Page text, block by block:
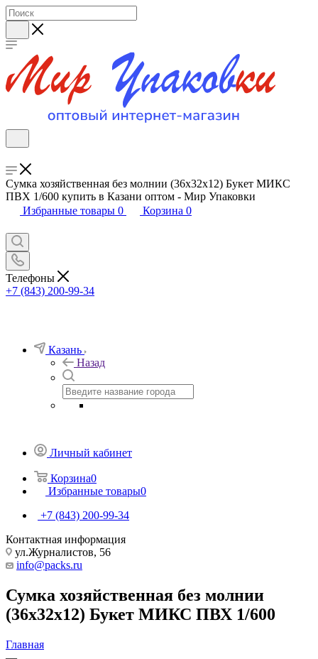
Сумка хозяйственная без молнии (36х32х12) Букет МИКС
ПВХ 1/600 купить в Казани оптом - Мир Упаковки
Избранные товары 0 Корзина 0
Телефоны
+7 (843) 200-99-34
Казань
Назад
Личный кабинет
Корзина0
Избранные товары0
+7 (843) 200-99-34
Контактная информация
ул.Журналистов, 56
info@packs.ru
Сумка хозяйственная без молнии
(36х32х12) Букет МИКС ПВХ 1/600
Главная